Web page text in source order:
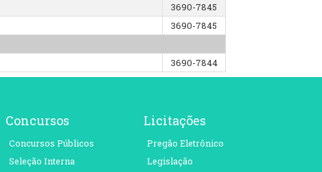
3690-7845
3690-7845
3690-7844
Concursos
Concursos Públicos
Seleção Interna
Licitações
Pregão Eletrônico
Legislação